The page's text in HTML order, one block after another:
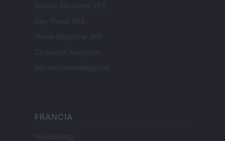
Motors Magazine 365
Day Travel 365
Home Magazine 365
Cineverse Magazine
SecondHomeMagazine
FRANCIA
InvestirMag